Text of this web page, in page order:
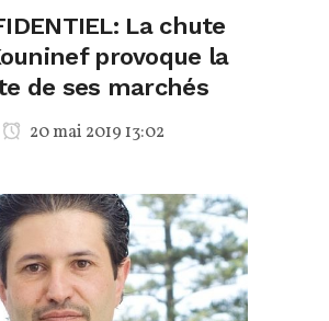
La chute
provoque la
de ses marchés
20 mai 2019 13:02